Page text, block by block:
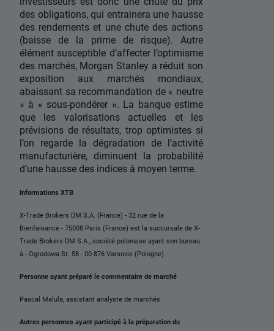
des obligations, qui entrainera une hausse
des rendements et une chute des actions
(baisse de la prime de risque). Autre
élément susceptible d’affecter l’optimisme
des marchés, Morgan Stanley a réduit son
exposition aux marchés mondiaux,
abaissant sa recommandation de « neutre
» à « sous-pondérer ». La banque estime
que les valorisations actuelles et les
prévisions de résultats, trop optimistes si
l’on regarde la dégradation de l’activité
manufacturière, diminuent la probabilité
d’une hausse des indices à moyen terme.
Informations XTB
X-Trade Brokers DM S.A. (France) - 32 rue de la
Bienfaisance - 75008 Paris (France) est la succursale de X-
Trade Brokers DM S.A., société polonaise ayant son bureau
à - Ogrodowa St. 58 - 00-876 Varsovie (Pologne).
Personne ayant préparé le commentaire de marché
Pascal Malula, assistant analyste de marchés
Autres personnes ayant participé à la préparation du